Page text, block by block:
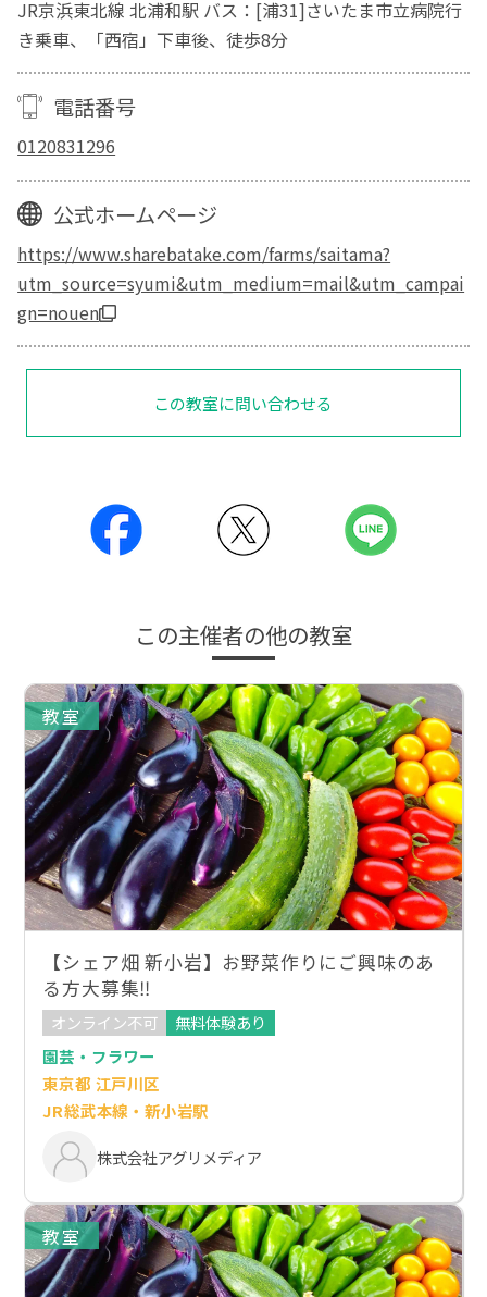
JR京浜東北線 北浦和駅 バス：[浦31]さいたま市立病院行
き乗車、「西宿」下車後、徒歩8分
電話番号
0120831296
公式ホームページ
https://www.sharebatake.com/farms/saitama?
utm_source=syumi&utm_medium=mail&utm_campai
gn=nouen
この教室に問い合わせる
この主催者の他の教室
教室
【シェア畑 新小岩】お野菜作りにご興味のあ
る方大募集‼
オンライン不可
無料体験あり
園芸・フラワー
東京都 江戸川区
JR総武本線・新小岩駅
株式会社アグリメディア
教室